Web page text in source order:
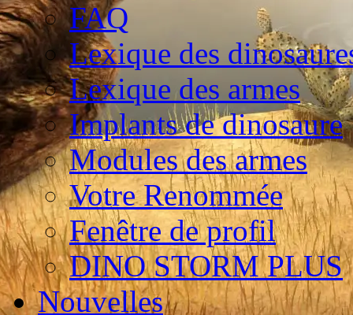
FAQ
Lexique des
Lexique des armes
Implants de dinosaure
Modules des armes
Votre Renommée
Fenêtre de profil
DINO STORM PLUS
Nouvelles